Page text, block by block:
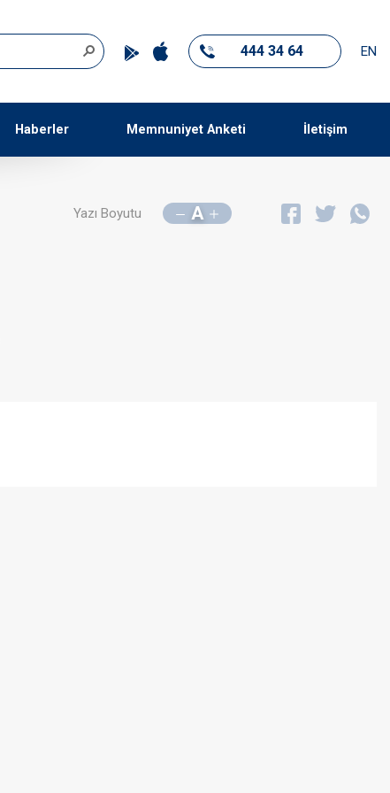
444 34 64 EN
Haberler Memnuniyet Anketi İletişim
Yazı Boyutu A